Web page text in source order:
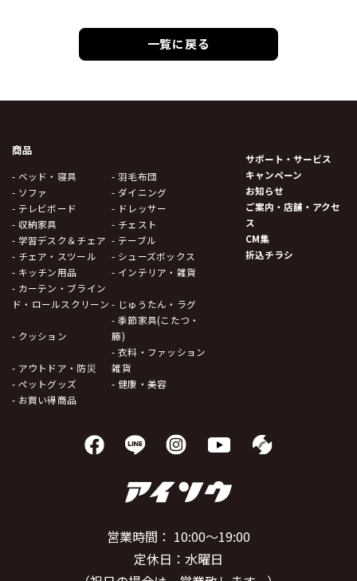
一覧に戻る
商品
- ベッド・寝具
- 羽毛布団
- ソファ
- ダイニング
- テレビボード
- ドレッサー
- 収納家具
- チェスト
- 学習デスク＆チェア - テーブル
- チェア・スツール
- シューズボックス
- キッチン用品
- インテリア・雑貨
- カーテン・ブライン
ド・ロールスクリーン - じゅうたん・ラグ
- クッション
- 季節家具(こたつ・
籐)
- アウトドア・防災
- 衣料・ファッション
雑貨
- ペットグッズ
- 健康・美容
- お買い得商品
サポート・サービス
キャンペーン
お知らせ
ご案内・店舗・アクセ
ス
CM集
折込チラシ
営業時間： 10:00～19:00
定休日：水曜日